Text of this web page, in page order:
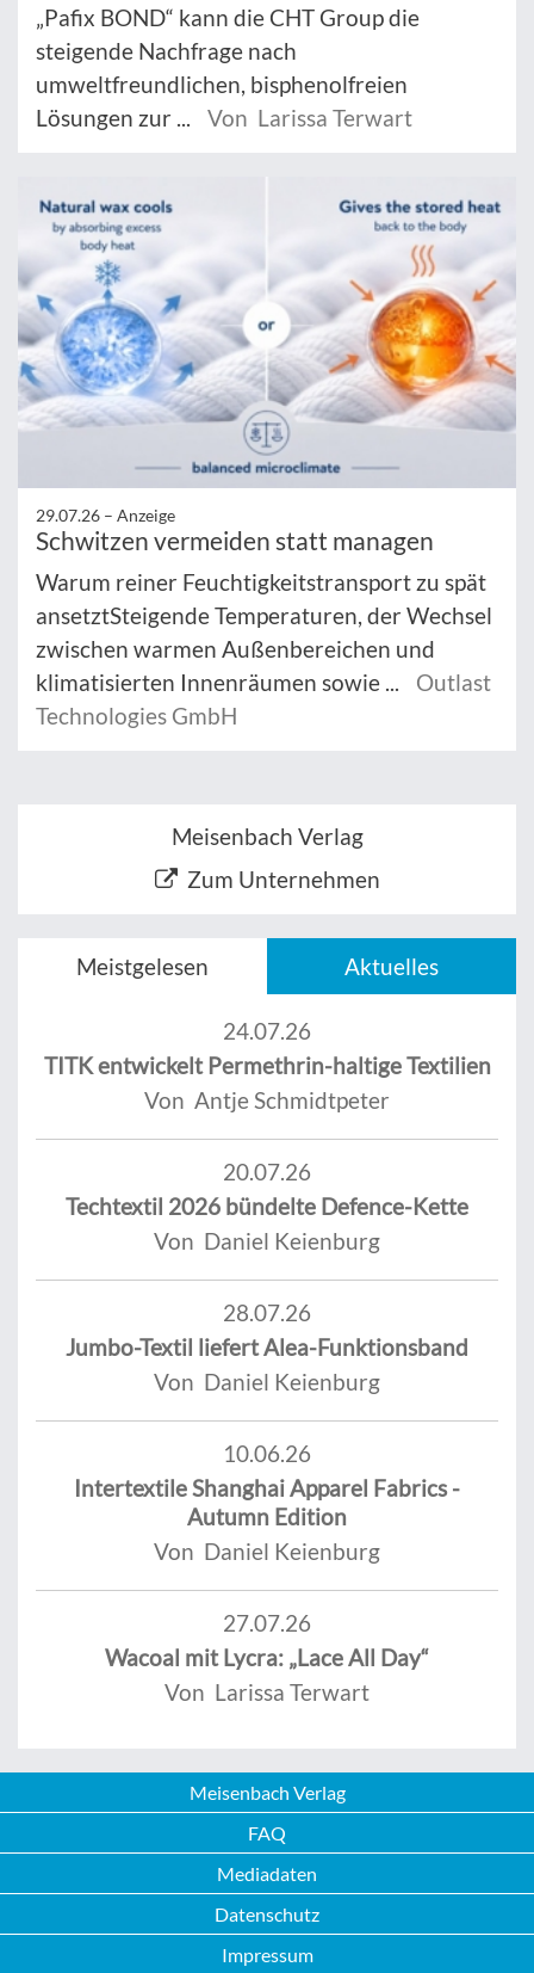
„Pafix BOND“ kann die CHT Group die
steigende Nachfrage nach
umweltfreundlichen, bisphenolfreien
Lösungen zur ...
Von Larissa Terwart
29.07.26 – Anzeige
Schwitzen vermeiden statt managen
Warum reiner Feuchtigkeitstransport zu spät
ansetztSteigende Temperaturen, der Wechsel
zwischen warmen Außenbereichen und
klimatisierten Innenräumen sowie ...
Outlast
Technologies GmbH
Meisenbach Verlag
Zum Unternehmen
Meistgelesen Aktuelles
24.07.26
TITK entwickelt Permethrin-haltige Textilien
Von Antje Schmidtpeter
20.07.26
Techtextil 2026 bündelte Defence-Kette
Von Daniel Keienburg
28.07.26
Jumbo-Textil liefert Alea-Funktionsband
Von Daniel Keienburg
10.06.26
Intertextile Shanghai Apparel Fabrics -
Autumn Edition
Von Daniel Keienburg
27.07.26
Wacoal mit Lycra: „Lace All Day“
Von Larissa Terwart
Meisenbach Verlag
FAQ
Mediadaten
Datenschutz
Impressum